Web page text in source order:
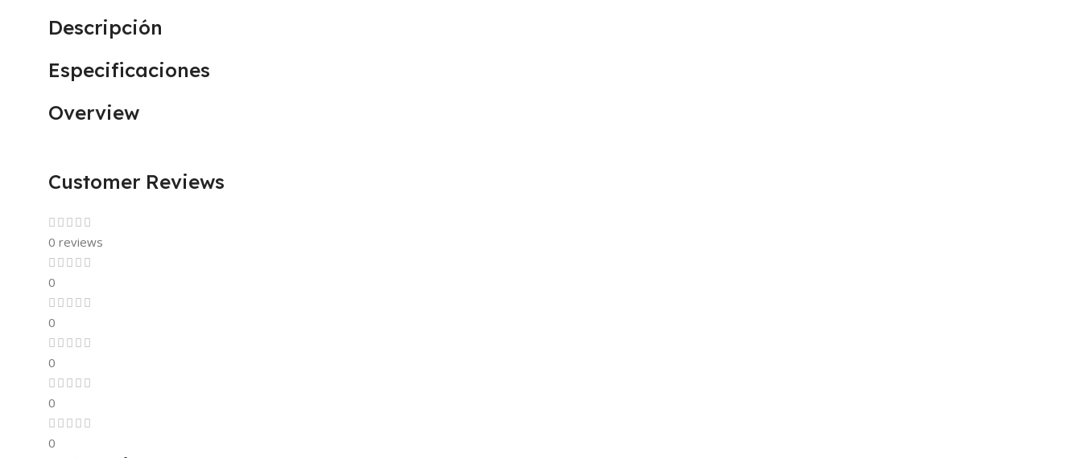
Descripción
Especificaciones
Overview
Customer Reviews
0 reviews
0
0
0
0
0